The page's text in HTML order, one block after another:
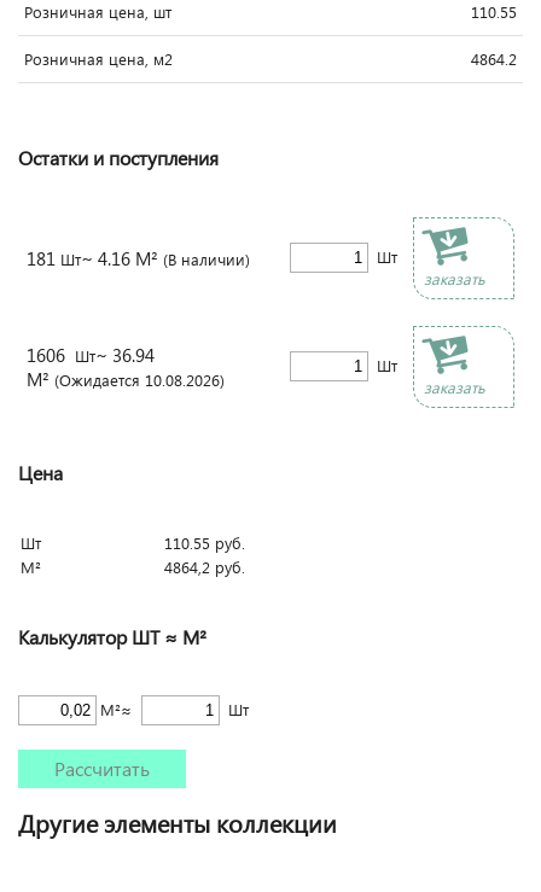
Розничная цена, шт 110.55
Розничная цена, м2 4864.2
Остатки и поступления
181 Шт~ 4.16 М² (В наличии)
Шт
заказать
1606 Шт~ 36.94
М² (Ожидается 10.08.2026)
Шт
заказать
Цена
Шт 110.55 руб.
М²
4864,2 руб.
Калькулятор ШТ ≈ М²
М²≈ Шт
Рассчитать
Другие элементы коллекции